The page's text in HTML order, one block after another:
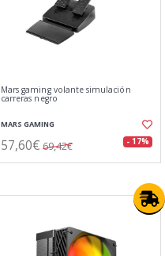
Mars gaming volante simulación
carreras negro
MARS GAMING
57,60€ 69,42€ - 17%